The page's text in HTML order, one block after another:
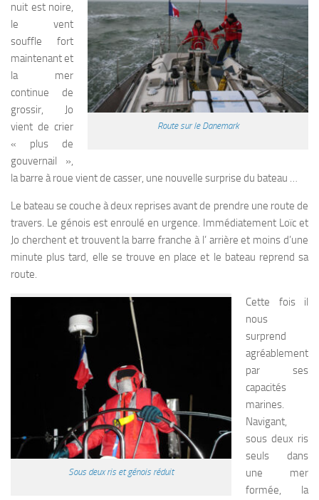
Route sur le Danemark
nuit est noire,
le vent
souffle fort
maintenant et
la mer
continue de
grossir, Jo
vient de crier
« plus de
gouvernail »,
la barre à roue vient de casser, une nouvelle surprise du bateau …
Le bateau se couche à deux reprises avant de prendre une route de
travers. Le génois est enroulé en urgence. Immédiatement Loïc et
Jo cherchent et trouvent la barre franche à l’ arrière et moins d’une
minute plus tard, elle se trouve en place et le bateau reprend sa
route.
Sous deux ris et génois réduit
Cette fois il
nous
surprend
agréablement
par ses
capacités
marines.
Navigant,
sous deux ris
seuls dans
une mer
formée, la